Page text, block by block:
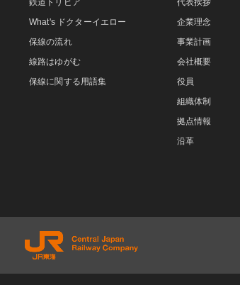
鉄道トリビア
What's ドクターイエロー
保線の流れ
線路はゆがむ
保線に関する用語集
代表挨拶
企業理念
事業計画
会社概要
役員
組織体制
拠点情報
沿革